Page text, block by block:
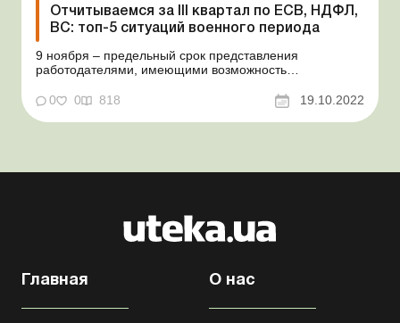
Отчитываемся за ІІІ квартал по ЕСВ, НДФЛ,
ВС: топ-5 ситуаций военного периода
9 ноября – предельный срок представления
работодателями, имеющими возможность
Налогового расчета сумм дохода, начисленного
(уплаченного) в пользу налогоплательщиков –
физических лиц, и сумм удержанного с них налога, а
0 0 818 19.10.2022
Главная О нас